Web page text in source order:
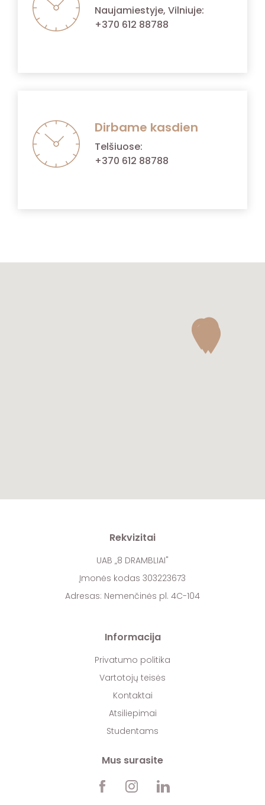
Naujamiestyje, Vilniuje:
+370 612 88788
Dirbame kasdien
Telšiuose:
+370 612 88788
Rekvizitai
UAB „8 DRAMBLIAI"
Įmonės kodas 303223673
Adresas: Nemenčinės pl. 4C-104
Informacija
Privatumo politika
Vartotojų teisės
Kontaktai
Atsiliepimai
Studentams
Mus surasite